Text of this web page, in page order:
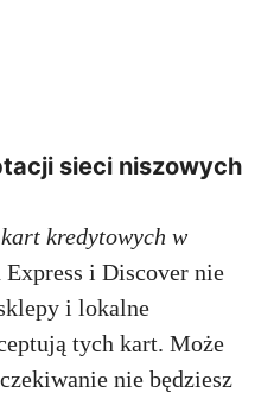
sieci niszowych
kredytowych w
i Discover nie
i lokalne
tych kart. Może
nie będziesz